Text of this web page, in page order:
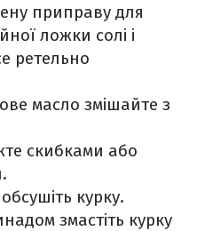
приправу для
ложки солі і
ретельно
масло змішайте з
скибками або
курку.
змастіть курку